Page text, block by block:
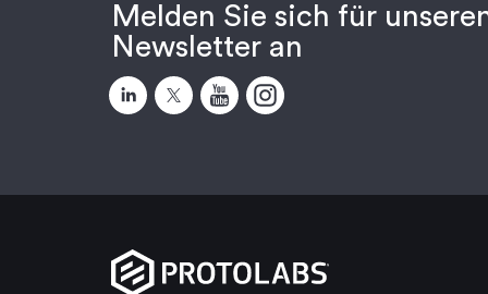
Melden Sie sich für
Newsletter an